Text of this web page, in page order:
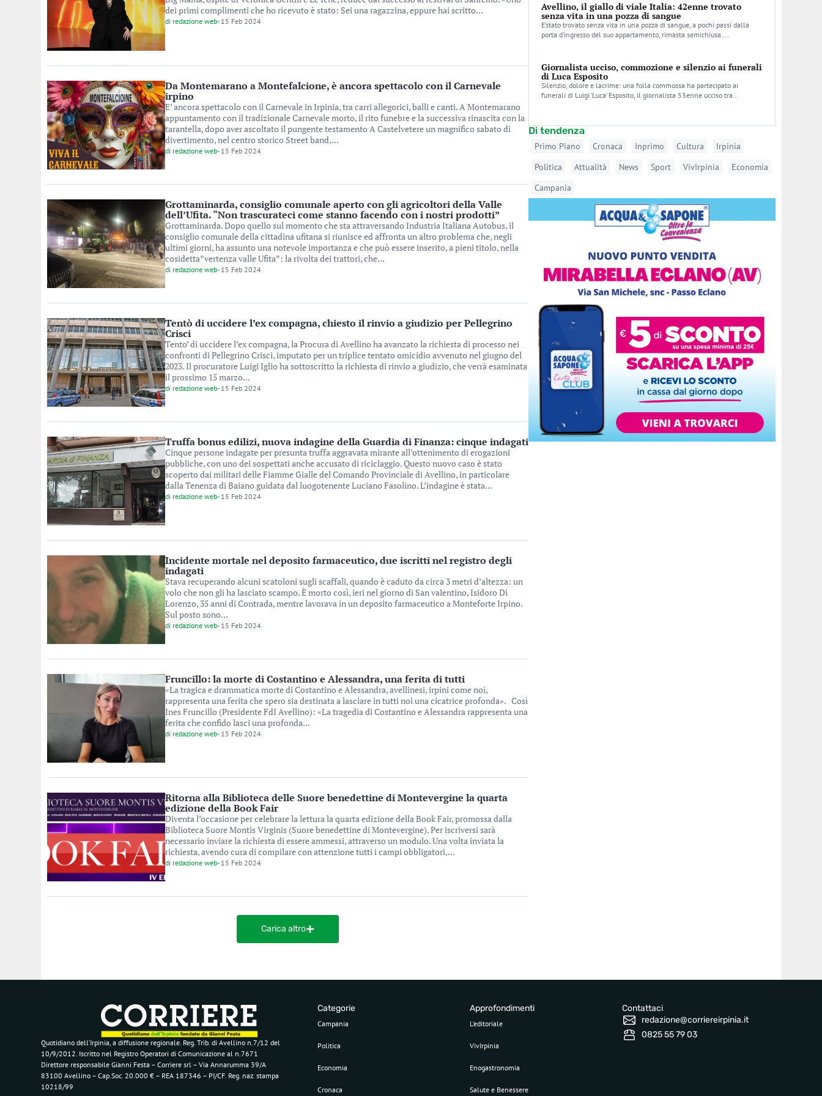
dei primi complimenti che ho ricevuto è stato: Sei una ragazzina, eppure hai scritto...
di redazione web- 15 Feb 2024
Da Montemarano a Montefalcione, è ancora spettacolo con il Carnevale
irpino
E’ ancora spettacolo con il Carnevale in Irpinia, tra carri allegorici, balli e canti. A Montemarano
appuntamento con il tradizionale Carnevale morto, il rito funebre e la successiva rinascita con la
tarantella, dopo aver ascoltato il pungente testamento A Castelvetere un magnifico sabato di
divertimento, nel centro storico Street band,...
di redazione web- 15 Feb 2024
Grottaminarda, consiglio comunale aperto con gli agricoltori della Valle
dell’Ufita. “Non trascurateci come stanno facendo con i nostri prodotti”
Grottaminarda. Dopo quello sul momento che sta attraversando Industria Italiana Autobus, il
consiglio comunale della cittadina ufitana si riunisce ed affronta un altro problema che, negli
ultimi giorni, ha assunto una notevole importanza e che può essere inserito, a pieni titolo, nella
cosidetta”vertenza valle Ufita”: la rivolta dei trattori, che...
di redazione web- 15 Feb 2024
Tentò di uccidere l’ex compagna, chiesto il rinvio a giudizio per Pellegrino
Crisci
Tento’ di uccidere l’ex compagna, la Procura di Avellino ha avanzato la richiesta di processo nei
confronti di Pellegrino Crisci, imputato per un triplice tentato omicidio avvenuto nel giugno del
2023. Il procuratore Luigi Iglio ha sottoscritto la richiesta di rinvio a giudizio, che verrà esaminata
il prossimo 15 marzo...
di redazione web- 15 Feb 2024
Truffa bonus edilizi, nuova indagine della Guardia di Finanza: cinque indagati
Cinque persone indagate per presunta truffa aggravata mirante all’ottenimento di erogazioni
pubbliche, con uno dei sospettati anche accusato di riciclaggio. Questo nuovo caso è stato
scoperto dai militari delle Fiamme Gialle del Comando Provinciale di Avellino, in particolare
dalla Tenenza di Baiano guidata dal luogotenente Luciano Fasolino. L’indagine è stata...
di redazione web- 15 Feb 2024
Incidente mortale nel deposito farmaceutico, due iscritti nel registro degli
indagati
Stava recuperando alcuni scatoloni sugli scaffali, quando è caduto da circa 3 metri d’altezza: un
volo che non gli ha lasciato scampo. È morto così, ieri nel giorno di San valentino, Isidoro Di
Lorenzo, 35 anni di Contrada, mentre lavorava in un deposito farmaceutico a Monteforte Irpino.
Sul posto sono...
di redazione web- 15 Feb 2024
Fruncillo: la morte di Costantino e Alessandra, una ferita di tutti
«La tragica e drammatica morte di Costantino e Alessandra, avellinesi, irpini come noi,
rappresenta una ferita che spero sia destinata a lasciare in tutti noi una cicatrice profonda». Così
Ines Fruncillo (Presidente FdI Avellino): «La tragedia di Costantino e Alessandra rappresenta una
ferita che confido lasci una profonda...
di redazione web- 15 Feb 2024
Ritorna alla Biblioteca delle Suore benedettine di Montevergine la quarta
edizione della Book Fair
Diventa l’occasione per celebrare la lettura la quarta edizione della Book Fair, promossa dalla
Biblioteca Suore Montis Virginis (Suore benedettine di Montevergine). Per iscriversi sarà
necessario inviare la richiesta di essere ammessi, attraverso un modulo. Una volta inviata la
richiesta, avendo cura di compilare con attenzione tutti i campi obbligatori,...
di redazione web- 15 Feb 2024
Carica altro
Avellino, il giallo di viale Italia: 42enne trovato
senza vita in una pozza di sangue
E’stato trovato senza vita in una pozza di sangue, a pochi passi dalla
porta d’ingresso del suo appartamento, rimasta semichiusa….
Giornalista ucciso, commozione e silenzio ai funerali
di Luca Esposito
Silenzio, dolore e lacrime: una folla commossa ha partecipato ai
funerali di Luigi ‘Luca’ Esposito, il giornalista 53enne ucciso tra…
Di tendenza
Primo Piano Cronaca Inprimo Cultura
Irpinia
Politica
Attualità News Sport VivIrpinia
Economia
Campania
Quotidiano dell’Irpinia, a diffusione regionale. Reg. Trib. di Avellino n.7/12 del
10/9/2012. Iscritto nel Registro Operatori di Comunicazione al n.7671
Direttore responsabile Gianni Festa – Corriere srl – Via Annarumma 39/A
83100 Avellino – Cap.Soc. 20.000 € – REA 187346 – PI/CF. Reg. naz. stampa
10218/99
Categorie
Campania
Politica
Economia
Cronaca
Approfondimenti
L’editoriale
VivIrpinia
Enogastronomia
Salute e Benessere
Contattaci
redazione@corriereirpinia.it
0825 55 79 03